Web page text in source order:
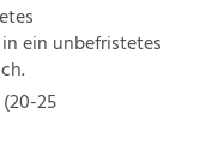
ein unbefristetes
25